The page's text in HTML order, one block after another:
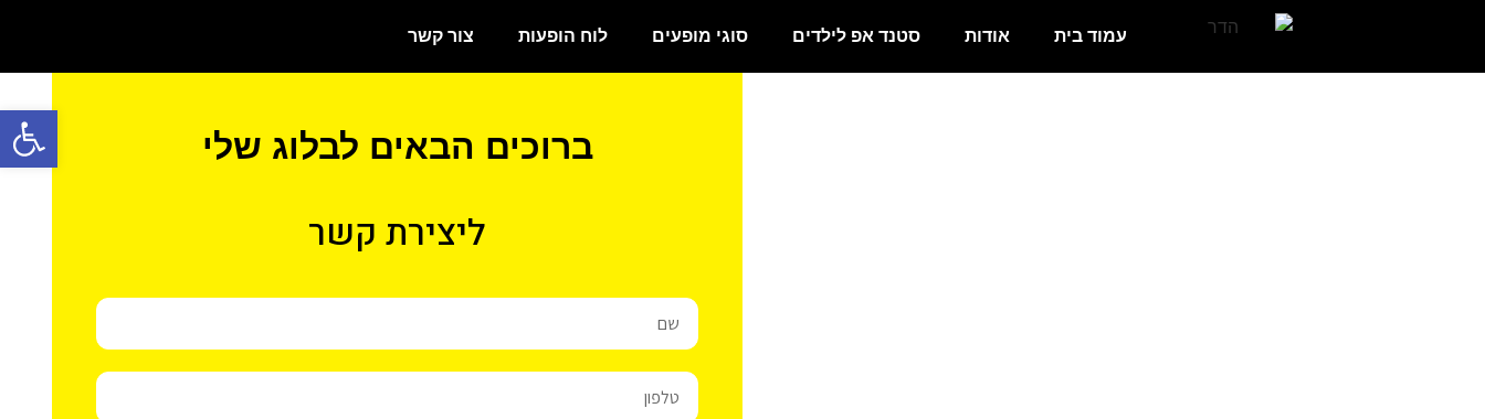
פתח
עמוד בית אודות סטנד אפ לילדים סוגי מופעים לוח הופעות צור קשר
ברוכים הבאים לבלוג שלי
ליצירת קשר